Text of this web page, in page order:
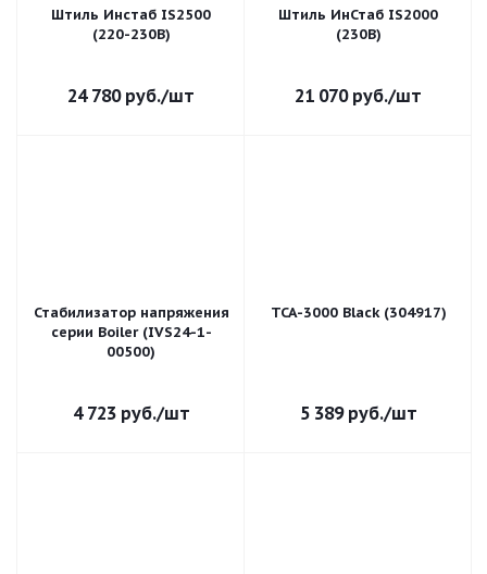
Штиль Инстаб IS2500
(220-230В)
24 780руб./шт
Штиль ИнСтаб IS2000
(230В)
21 070руб./шт
Стабилизатор напряжения
серии Boiler (IVS24-1-
00500)
4 723руб./шт
TCA-3000 Black (304917)
5 389руб./шт